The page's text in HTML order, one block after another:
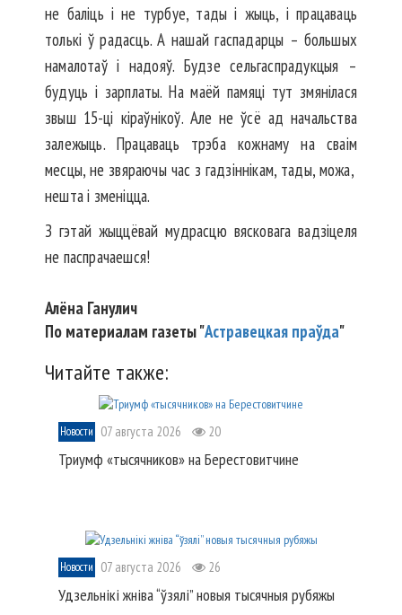
не баліць і не турбуе, тады і жыць, і працаваць
толькі ў радасць. А нашай гаспадарцы – большых
намалотаў і надояў. Будзе сельгаспрадукцыя –
будуць і зарплаты. На маёй памяці тут змянілася
звыш 15-ці кіраўнікоў. Але не ўсё ад начальства
залежыць. Працаваць трэба кожнаму на сваім
месцы, не звяра­ючы час з гадзіннікам, тады, можа,
нешта і зменіцца.
З гэтай жыццёвай мудрасцю вясковага вадзіцеля
не паспрачаешся!
Алёна Ганулич
По материалам газеты "Астравецкая праўда"
Читайте также:
Новости 07 августа 2026 20
Триумф «тысячников» на Берестовитчине
Новости 07 августа 2026 26
Удзельнікі жніва “ўзялі” новыя тысячныя рубяжы